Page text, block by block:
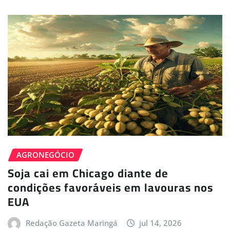
AGRONEGÓCIO
Soja cai em Chicago diante de
condições favoráveis em lavouras nos
EUA
Redação Gazeta Maringá jul 14, 2026